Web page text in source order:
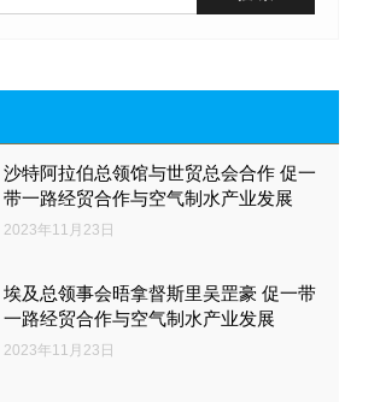
沙特阿拉伯总领馆与世贸总会合作 促一
带一路经贸合作与空气制水产业发展
2023年11月23日
埃及总领事会晤拿督斯里吴罡豪 促一带
一路经贸合作与空气制水产业发展
2023年11月23日